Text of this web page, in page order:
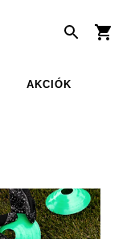
AKCIÓK